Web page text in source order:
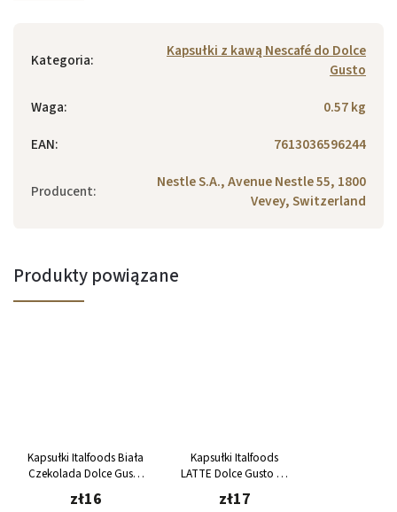
Kategoria:
Kapsułki z kawą Nescafé do Dolce
Gusto
Waga:
0.57 kg
EAN: 7613036596244
Producent:
Nestle S.A., Avenue Nestle 55, 1800
Vevey, Switzerland
Produkty powiązane
Kapsułki Italfoods Biała
Czekolada Dolce Gusto
16 sztuk
zł16
Kapsułki Italfoods
LATTE Dolce Gusto 16
sztuk
zł17